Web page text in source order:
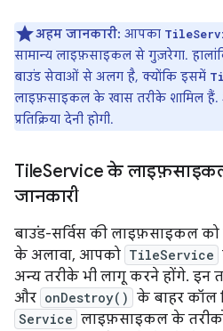
अहम जानकारी: आपका
सामान्य लाइफ़साइकल से गुज़रेगा.
बाउंड सेवाओं से अलग है, क्योंकि इसमें
लाइफ़साइकल के खास तरीके शामिल
प्रतिक्रिया देनी होगी.
TileService के
जानकारी
बाउंड-सर्विस की लाइफ़साइकल
के अलावा, आपको TileService
अन्य तरीके भी लागू करने होंगे. इन
और onDestroy() के बाहर कॉल
Service लाइफ़साइकल के